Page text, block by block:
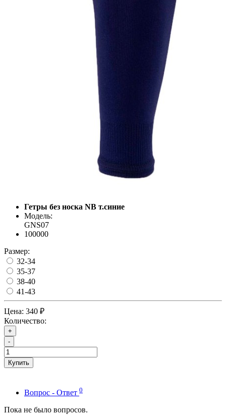
Гетры без носка NB т.синие
Модель:
GNS07
100000
Размер:
32-34
35-37
38-40
41-43
Цена: 340 ₽
Количество:
+
-
Купить
Вопрос - Ответ 0
Пока не было вопросов.